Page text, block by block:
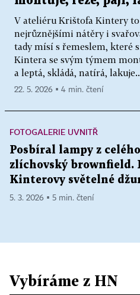
V ateliéru Krištofa Kintery to
nejrůznějšími nátěry i
tady mísí s řemeslem, které
Kintera se svým týmem
a leptá, skládá, natírá,
22. 5. 2026 ▪ 4 min. čtení
FOTOGALERIE UVNITŘ
Posbíral lampy z
zlíchovský brownfield.
Kinterovy světelné
5. 3. 2026 ▪ 5 min. čtení
Vybíráme z HN